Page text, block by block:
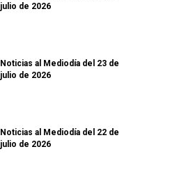
julio de 2026
Noticias al Mediodía del 23 de
julio de 2026
Noticias al Mediodía del 22 de
julio de 2026